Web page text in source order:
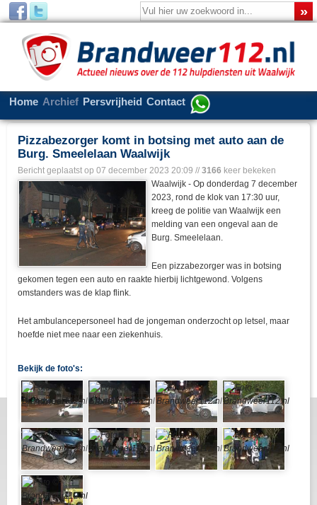
Home Archief Persvrijheid Contact
Pizzabezorger komt in botsing met auto aan de
Burg. Smeelelaan Waalwijk
Bericht geplaatst op 07 december 2023 20:09 // 3166 keer bekeken
Waalwijk - Op donderdag 7 december
2023, rond de klok van 17:30 uur,
kreeg de politie van Waalwijk een
melding van een ongeval aan de
Burg. Smeelelaan.
Een pizzabezorger was in botsing
gekomen tegen een auto en raakte hierbij lichtgewond. Volgens
omstanders was de klap flink.
Het ambulancepersoneel had de jongeman onderzocht op letsel, maar
hoefde niet mee naar een ziekenhuis.
Bekijk de foto's: